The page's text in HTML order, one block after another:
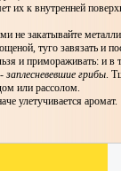
их к внутренней
не закатывайте
туго завязать и
и примораживать: и
заплесневевшие грибы.
или рассолом.
улетучивается аромат.